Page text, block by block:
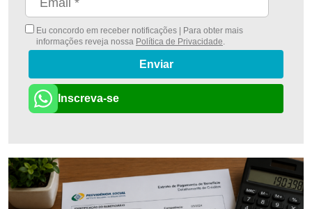
Eu concordo em receber notificações | Para obter mais
informações reveja nossa Política de Privacidade.
Enviar
Inscreva-se